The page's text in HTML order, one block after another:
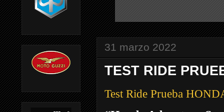
31 marzo 2022
TEST RIDE
Test Ride Prueba